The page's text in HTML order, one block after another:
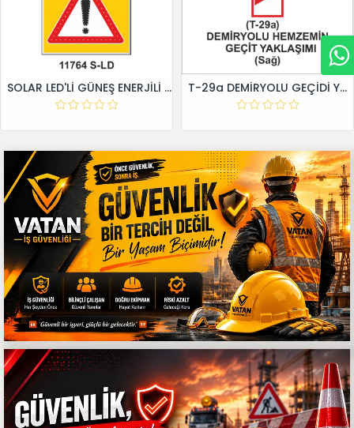
SOLAR LED'Lİ GÜNEŞ ENERJİLİ LEVHA T-29a DEMİRYOLU GEÇİDİ YAKLAŞIM LEVHALARI (Sağ)